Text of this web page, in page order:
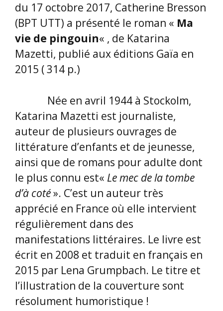
du 17 octobre 2017, Catherine Bresson
(BPT UTT) a présenté le roman « Ma
vie de pingouin« , de Katarina
Mazetti, publié aux éditions Gaïa en
2015 ( 314 p.)
Née en avril 1944 à Stockolm,
Katarina Mazetti est journaliste,
auteur de plusieurs ouvrages de
littérature d’enfants et de jeunesse,
ainsi que de romans pour adulte dont
le plus connu est« Le mec de la tombe
d’à coté». C’est un auteur très
apprécié en France où elle intervient
régulièrement dans des
manifestations littéraires. Le livre est
écrit en 2008 et traduit en français en
2015 par Lena Grumpbach. Le titre et
l’illustration de la couverture sont
résolument humoristique !